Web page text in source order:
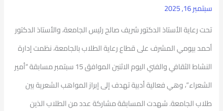
سبتمبر 16, 2025
تحت رعاية الأستاذ الدكتور شريف صالح رئيس الجامعة، والأستاذ الدكتور
أحمد بيومي المشرف على قطاع رعاية الطلاب بالجامعة، نظمت إدارة
النشاط الثقافي والفني اليوم الاثنين الموافق 15 سبتمبر مسابقة “أمير
الشعراء”، وهي فعالية أدبية تهدف إلى إبراز المواهب الشعرية بين
طلاب الجامعة. شهدت المسابقة مشاركة عدد من الطلاب الذين